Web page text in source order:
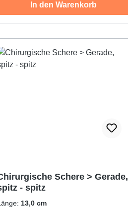
an:
In den Warenkorb
Schere > Gerade,
- spitz
13,0 cm